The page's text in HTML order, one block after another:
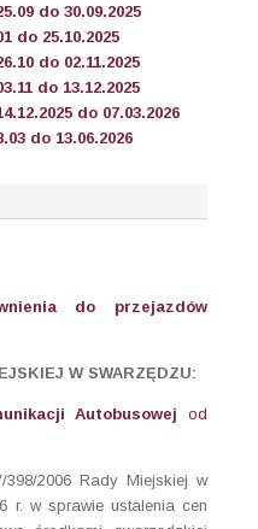
do 30.09.2025
do 25.10.2025
do 02.11.2025
do 13.12.2025
do 07.03.2026
do 13.06.2026
do przejazdów
W SWARZĘDZU:
Autobusowej od
398/2006 Rady Miejskiej w
r. w sprawie ustalenia cen